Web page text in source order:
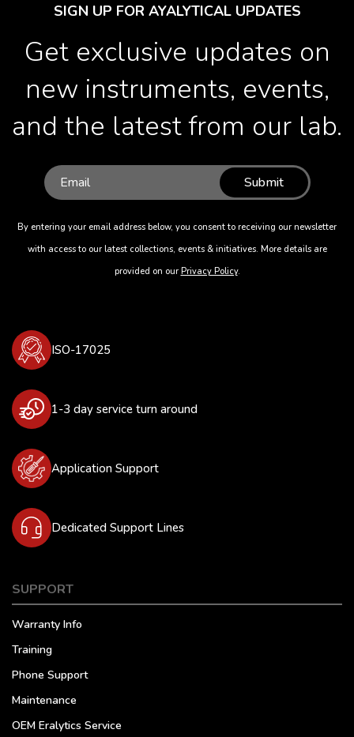
SIGN UP FOR AYALYTICAL UPDATES
Get exclusive updates on
new instruments, events,
and the latest from our lab.
Submit
By entering your email address below, you consent to receiving our newsletter
with access to our latest collections, events & initiatives. More details are
provided on our Privacy Policy.
ISO-17025
1-3 day service turn around
Application Support
Dedicated Support Lines
SUPPORT
Warranty Info
Training
Phone Support
Maintenance
OEM Eralytics Service